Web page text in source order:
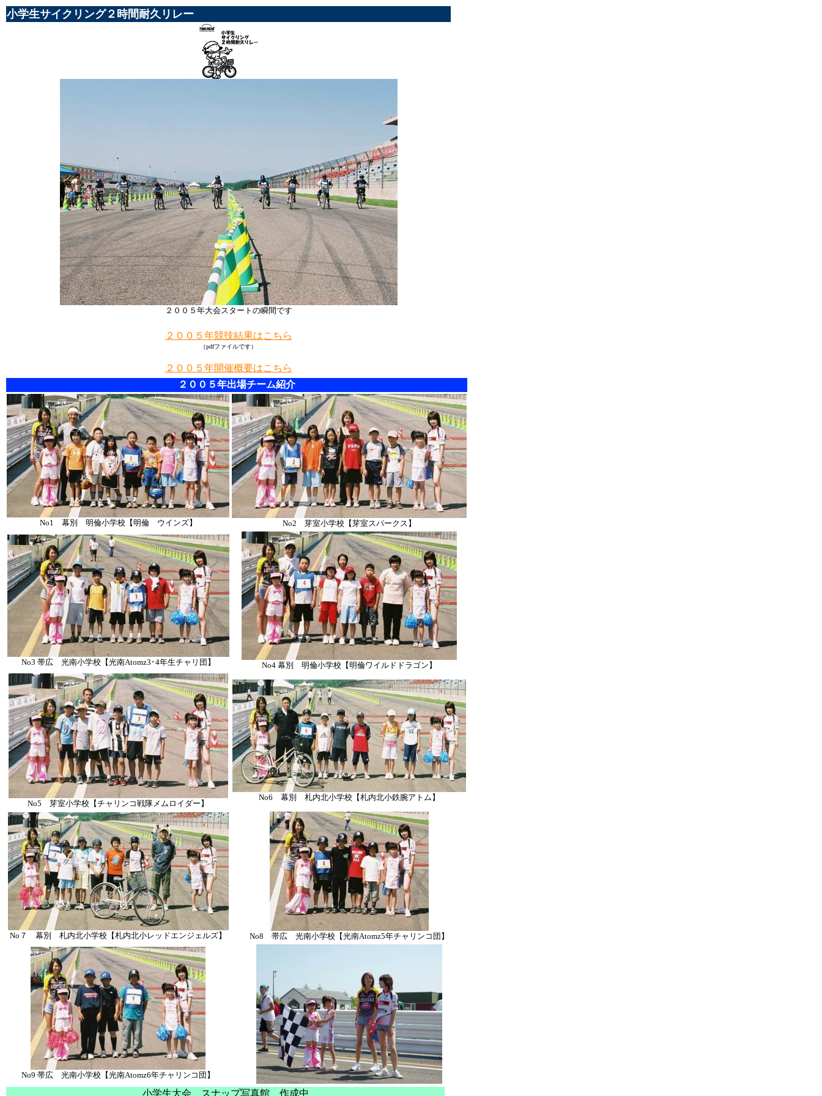
小学生サイクリング２時間耐久リレー
２００５年大会スタートの瞬間です
２００５年競技結果はこちら
（pdfファイルです）
２００５年開催概要はこちら
２００５年出場チーム紹介
No1 幕別 明倫小学校【明倫 ウインズ】 No2 芽室小学校【芽室スパークス】
No3 帯広 光南小学校【光南Atomz3･4年生チャリ団】 No4 幕別 明倫小学校【明倫ワイルドドラゴン】
No5 芽室小学校【チャリンコ戦隊メムロイダー】
No6 幕別 札内北小学校【札内北小鉄腕アトム】
No７ 幕別 札内北小学校【札内北小レッドエンジェルズ】 No8 帯広 光南小学校【光南Atomz5年チャリンコ団】
No9 帯広 光南小学校【光南Atomz6年チャリンコ団】
小学生大会 スナップ写真館 作成中